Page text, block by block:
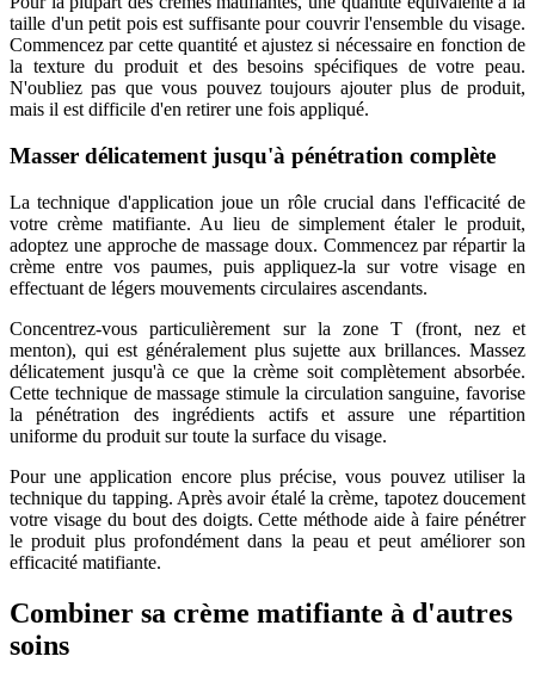
taille d'un petit pois est suffisante pour couvrir l'ensemble du visage.
Commencez par cette quantité et ajustez si nécessaire en fonction de
la texture du produit et des besoins spécifiques de votre peau.
N'oubliez pas que vous pouvez toujours ajouter plus de produit,
mais il est difficile d'en retirer une fois appliqué.
Masser délicatement jusqu'à pénétration complète
La technique d'application joue un rôle crucial dans l'efficacité de
votre crème matifiante. Au lieu de simplement étaler le produit,
adoptez une approche de massage doux. Commencez par répartir la
crème entre vos paumes, puis appliquez-la sur votre visage en
effectuant de légers mouvements circulaires ascendants.
Concentrez-vous particulièrement sur la zone T (front, nez et
menton), qui est généralement plus sujette aux brillances. Massez
délicatement jusqu'à ce que la crème soit complètement absorbée.
Cette technique de massage stimule la circulation sanguine, favorise
la pénétration des ingrédients actifs et assure une répartition
uniforme du produit sur toute la surface du visage.
Pour une application encore plus précise, vous pouvez utiliser la
technique du tapping. Après avoir étalé la crème, tapotez doucement
votre visage du bout des doigts. Cette méthode aide à faire pénétrer
le produit plus profondément dans la peau et peut améliorer son
efficacité matifiante.
Combiner sa crème matifiante à d'autres
soins